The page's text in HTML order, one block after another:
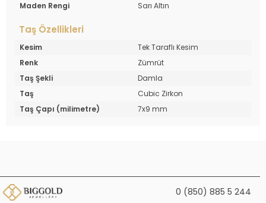
Maden Rengi
Sarı Altın
Taş Özellikleri
Kesim
Tek Taraflı Kesim
Renk
Zümrüt
Taş Şekli
Damla
Taş
Cubic Zirkon
Taş Çapı (milimetre)
7x9 mm
0 (850) 885 5 244